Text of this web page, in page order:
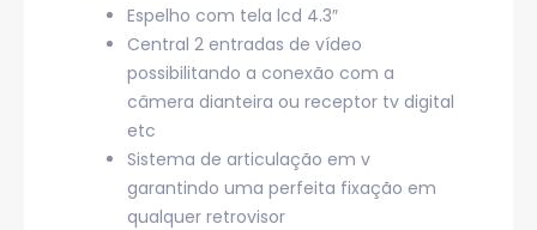
Espelho com tela lcd 4.3″
Central 2 entradas de vídeo
possibilitando a conexão com a
câmera dianteira ou receptor tv digital
etc
Sistema de articulação em v
garantindo uma perfeita fixação em
qualquer retrovisor